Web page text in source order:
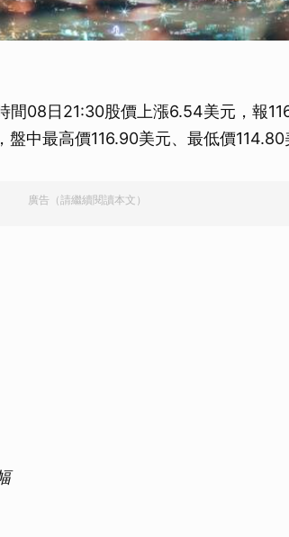
間08日21:30股價上漲6.54美元，報
中最高價116.90美元、最低價114.80
廣告（請繼續閱讀本文）